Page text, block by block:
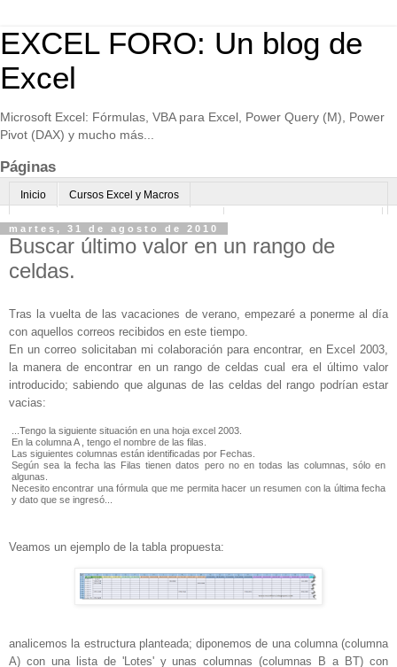
EXCEL FORO: Un blog de
Excel
Microsoft Excel: Fórmulas, VBA para Excel, Power Query (M), Power
Pivot (DAX) y mucho más...
Páginas
Inicio Cursos Excel y Macros
Excel Avanzado online-Microsoft Teams
Normas de uso Algo sobre mi
martes, 31 de agosto de 2010
Buscar último valor en un rango de
celdas.
Tras la vuelta de las vacaciones de verano, empezaré a ponerme al día
con aquellos correos recibidos en este tiempo.
En un correo solicitaban mi colaboración para encontrar, en Excel 2003,
la manera de encontrar en un rango de celdas cual era el último valor
introducido; sabiendo que algunas de las celdas del rango podrían estar
vacias:
...Tengo la siguiente situación en una hoja excel 2003.
En la columna A , tengo el nombre de las filas.
Las siguientes columnas están identificadas por Fechas.
Según sea la fecha las Filas tienen datos pero no en todas las columnas, sólo en
algunas.
Necesito encontrar una fórmula que me permita hacer un resumen con la última fecha
y dato que se ingresó...
Veamos un ejemplo de la tabla propuesta:
analicemos la estructura planteada; diponemos de una columna (columna
A) con una lista de 'Lotes' y unas columnas (columnas B a BT) con